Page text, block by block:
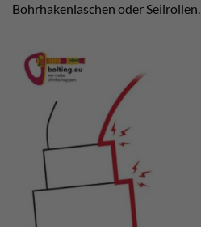
Bohrhakenlaschen oder Seilrollen.